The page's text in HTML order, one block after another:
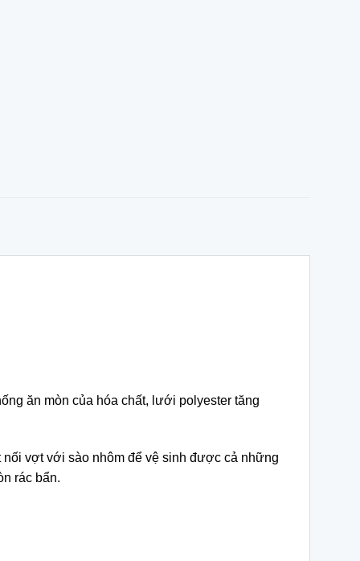
ăn mòn của hóa chất, lưới polyester tăng
vợt với sào nhôm để vệ sinh được cả những
rác bẩn.